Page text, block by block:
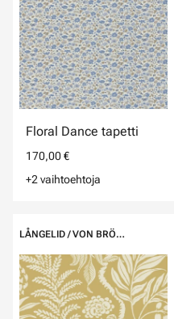
Floral Dance tapetti
170,00 €
+2 vaihtoehtoja
LÅNGELID / VON BRÖMSSEN